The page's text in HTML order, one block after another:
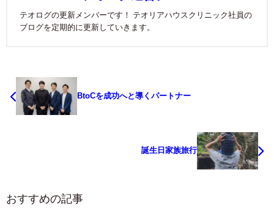
テオログの更新メンバーです！ テオリアハウスクリニック社員の
ブログを定期的に更新していきます。
BtoCを成功へと導くパートナー
誕生日家族旅行
おすすめの記事